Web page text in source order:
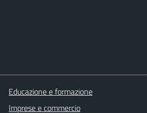
Educazione e formazione
Imprese e commercio